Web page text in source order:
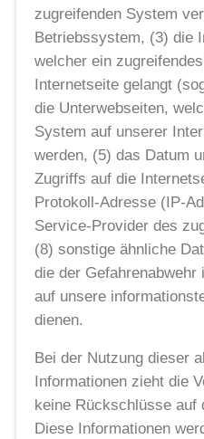
zugreifenden System
Betriebssystem, (3) die
welcher ein
Internetseite gelangt
die Unterwebseiten,
System auf unserer
werden, (5) das Datum
Zugriffs auf die
Protokoll-Adresse (IP-
Service-Provider des
(8) sonstige ähnliche
die der Gefahrenabwehr
auf unsere
dienen.
Bei der Nutzung dieser
Informationen zieht die
keine Rückschlüsse auf
Diese Informationen